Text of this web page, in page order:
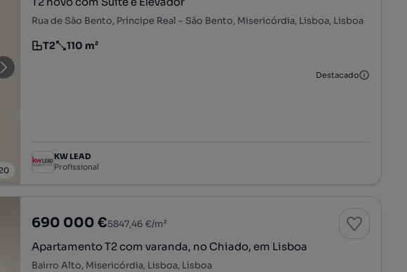
Rua de São Bento, Príncipe Real - São Bento, Misericórdia, Lisboa, Lisboa
Tipologia
T2
Preço por metro quadrado
110 m²
Destacado
KW LEAD
Profissional
690 000 €5847,46 €/m²
Apartamento T2 com varanda, no Chiado, em Lisboa
Bairro Alto, Misericórdia, Lisboa, Lisboa